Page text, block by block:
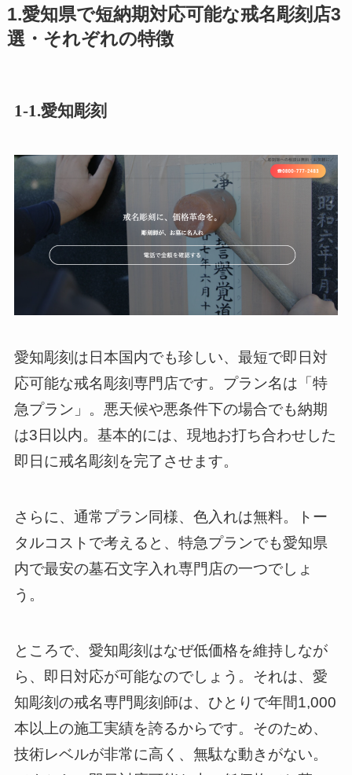
1.愛知県で短納期対応可能な戒名彫刻店3
選・それぞれの特徴
1-1.愛知彫刻
愛知彫刻は日本国内でも珍しい、最短で即日対
応可能な戒名彫刻専門店です。プラン名は「特
急プラン」。悪天候や悪条件下の場合でも納期
は3日以内。基本的には、現地お打ち合わせした
即日に戒名彫刻を完了させます。
さらに、通常プラン同様、色入れは無料。トー
タルコストで考えると、特急プランでも愛知県
内で最安の墓石文字入れ専門店の一つでしょ
う。
ところで、愛知彫刻はなぜ低価格を維持しなが
ら、即日対応が可能なのでしょう。それは、愛
知彫刻の戒名専門彫刻師は、ひとりで年間1,000
本以上の施工実績を誇るからです。そのため、
技術レベルが非常に高く、無駄な動きがない。